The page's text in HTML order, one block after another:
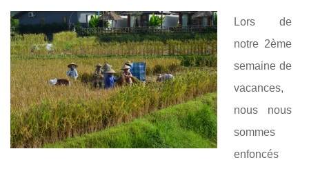
Lors de
notre 2ème
semaine de
vacances,
nous nous
sommes
enfoncés